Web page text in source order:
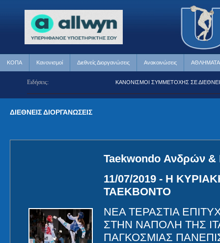
ΚΟΠΑ Κανονισμοί Διεθνείς Διοργανώσεις Ανακοινώσεις ΑΘΛΗΜΑΤΑ
Ειδήσεις:
ΔΙΕΘΝΕΙΣ ΑΓΩΝΕΣ ΚΑΝΟΝΙΣΜΟΙ ΣΥΜΜΕΤΟΧΗΣ ΣΕ ΔΙΕΘΝΕΙΣ
ΔΙΕΘΝΕΙΣ ΔΙΟΡΓΑΝΩΣΕΙΣ
Taekwondo Ανδρών &
11/07/2019 - Η
ΤΑΕΚΒΟΝΤΟ
ΝΕΑ ΤΕΡΑΣΤΙΑ
ΣΤΗΝ ΝΑΠΟΛΗ ΤΗΣ
ΠΑΓΚΟΣΜΙΑΣ